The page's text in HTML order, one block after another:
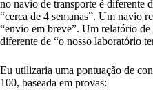
no navio de transporte é diferente
“cerca de 4 semanas”. Um navio
“envio em breve”. Um relatório de
diferente de “o nosso laboratório
Eu utilizaria uma pontuação de
100, baseada em provas: